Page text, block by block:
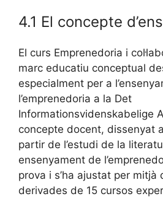
4.1 El concepte
El curs Emprenedoria i
marc educatiu conceptual
especialment per a
l’emprenedoria a la Det
Informationsvidenskabelige
concepte docent, dissenyat
partir de l’estudi de la
ensenyament de
prova i s’ha ajustat per mitjà
derivades de 15 cursos